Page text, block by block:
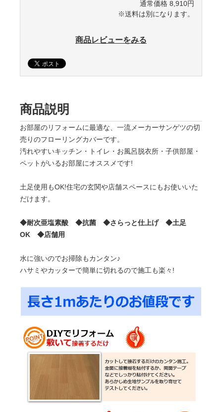
通常価格 8,910円
※送料は別になります。
商品レビューをみる
商品説明
お部屋のリフォームに最適な、一流メーカーサンゲツの切
売りのフローリングカバーです。
汚れやすいキッチン・トイレ・お風呂脱衣所・子供部屋・
ペットがいるお部屋にオススメです!
土足使用もOK!住宅の玄関や店舗スペースにもお使いいた
だけます。
◆耐次亜塩素酸 ◆抗菌 ◆さらっと仕上げ ◆土足
OK ◆店舗用
水に強いのでお掃除もカンタン♪
ハサミやカッターで簡単に切れるので施工も楽々!